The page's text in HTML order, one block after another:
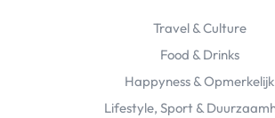
Travel & Culture
Food & Drinks
Happyness & Opmerkelijk
Lifestyle, Sport &